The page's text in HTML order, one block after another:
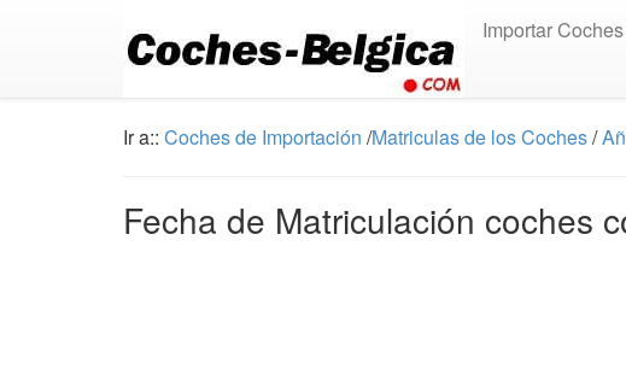
Importar Coches
Ir a:: Coches de Importación /Matriculas de los Coches/
Fecha de Matriculación coches